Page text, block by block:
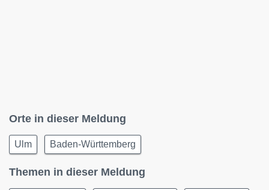
Orte in dieser Meldung
Ulm Baden-Württemberg
Themen in dieser Meldung